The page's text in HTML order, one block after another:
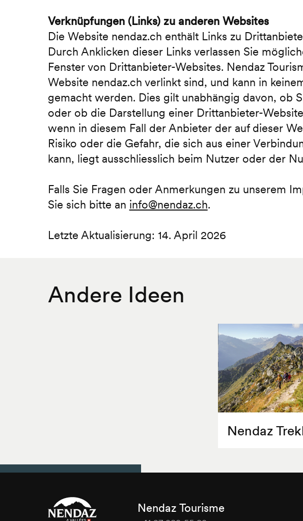
Verknüpfungen (Links) zu anderen Websites
Die Website nendaz.ch enthält Links zu
Durch Anklicken dieser Links verlassen Sie
Fenster von Drittanbieter-Websites. Nendaz
Website nendaz.ch verlinkt sind, und kann in
gemacht werden. Dies gilt unabhängig davon, ob
oder ob die Darstellung einer Drittanbieter-
wenn in diesem Fall der Anbieter der auf dieser
Risiko oder die Gefahr, die sich aus einer
kann, liegt ausschliesslich beim Nutzer oder der
Falls Sie Fragen oder Anmerkungen zu unserem
Sie sich bitte an info@nendaz.ch.
Letzte Aktualisierung: 14. April 2026
Andere Ideen
Nendaz
Nendaz Tourisme